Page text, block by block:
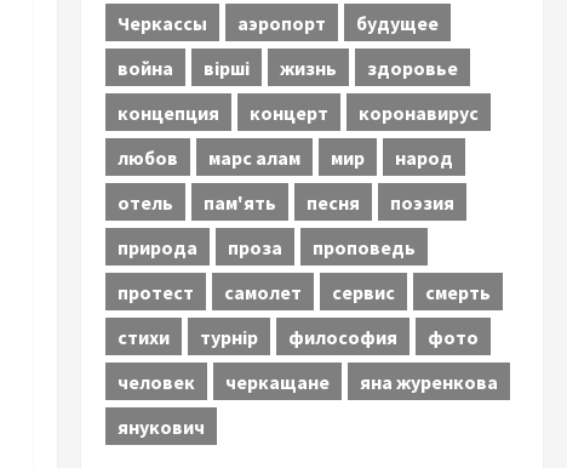
Черкассы
аэропорт
будущее
война
вірші жизнь
здоровье
концепция
концерт
коронавирус
любов
марс алам мир
народ
отель
пам'ять песня
поэзия
природа
проза
проповедь
протест
самолет сервис
смерть
стихи
турнір философия
фото
человек
черкащане
яна журенкова
янукович